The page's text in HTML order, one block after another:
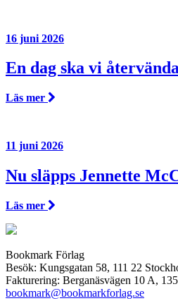
16 juni 2026
En dag ska vi
Läs mer
11 juni 2026
Nu släpps Jennette
Läs mer
Bookmark Förlag
Besök: Kungsgatan 58, 111 22
Fakturering: Berganäsvägen 10 A,
bookmark@bookmarkforlag.se